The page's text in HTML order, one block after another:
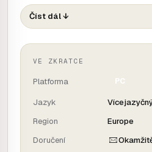
ručně vybranými z toho
nabídnout, vydáváte do
porážejte největší hrozby v
Multiplayer konečně přichází
otevřeným světem
od
utvořte si vlastní osudv
se stovkami lokací k
nebo s přáteli, čeká na vás nové
Číst dál↓
VE ZKRATCE
Platforma PC
Jazyk
Region
Europe
Doručení